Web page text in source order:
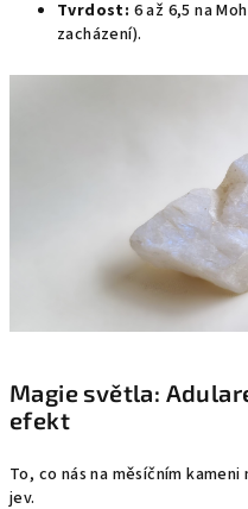
Tvrdost: 6 až 6,5 na
zacházení).
Magie světla:
efekt
To, co nás na měsíčním
jev.